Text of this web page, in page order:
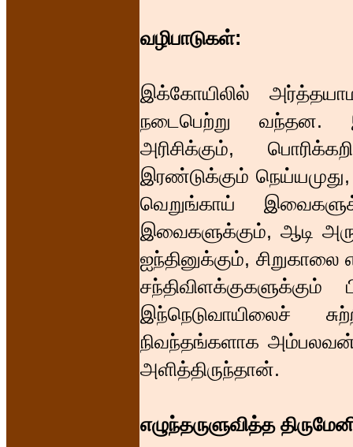
வழிபாடுகள்:
இக்கோயிலில்
நடைபெற்று வந்தன.
அரிசிக்கும்,
இரண்டுக்கும்
வெறுங்காய்
இவைகளுக்கும், ஆடி
ஐந்தினுக்கும், சிறுகாலை
சந்திவிளக்குகளுக்கும்
இந்நெடுவாயிலைச்
நிவந்தங்களாக
அளித்திருந்தான்.
எழுந்தருளுவித்த